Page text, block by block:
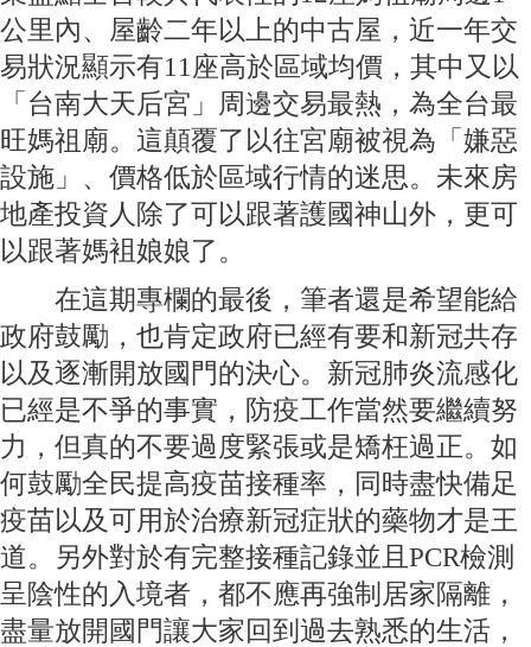
公里內、屋齡二年以上的中古屋，近一年交
易狀況顯示有11座高於區域均價，其中又以
「台南大天后宮」周邊交易最熱，為全台最
旺媽祖廟。這顛覆了以往宮廟被視為「嫌惡
設施」、價格低於區域行情的迷思。未來房
地產投資人除了可以跟著護國神山外，更可
以跟著媽袓娘娘了。
在這期專欄的最後，筆者還是希望能給
政府鼓勵，也肯定政府已經有要和新冠共存
以及逐漸開放國門的決心。新冠肺炎流感化
已經是不爭的事實，防疫工作當然要繼續努
力，但真的不要過度緊張或是矯枉過正。如
何鼓勵全民提高疫苗接種率，同時盡快備足
疫苗以及可用於治療新冠症狀的藥物才是王
道。另外對於有完整接種記錄並且PCR檢測
呈陰性的入境者，都不應再強制居家隔離，
盡量放開國門讓大家回到過去熟悉的生活，